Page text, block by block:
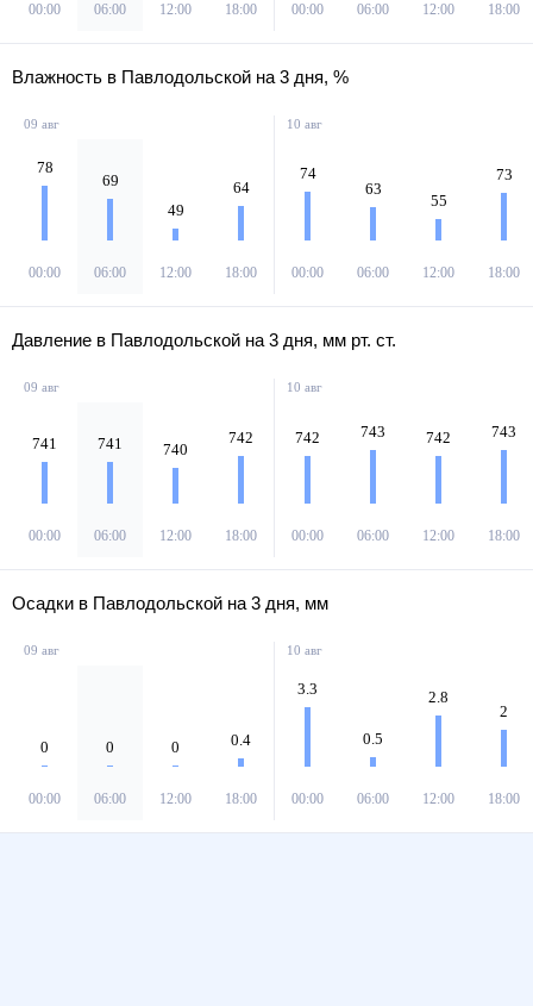
00:00 06:00 12:00 18:00 00:00 06:00 12:00 18:00
Влажность в Павлодольской на 3 дня, %
09 авг
78
00:00
69
06:00
49
12:00
64
18:00
10 авг
74
00:00
63
06:00
55
12:00
73
18:00
Давление в Павлодольской на 3 дня, мм рт. ст.
09 авг
741
00:00
741
06:00
740
12:00
742
18:00
10 авг
742
00:00
743
06:00
742
12:00
743
18:00
Осадки в Павлодольской на 3 дня, мм
09 авг
0
00:00
0
06:00
0
12:00
0.4
18:00
10 авг
3.3
00:00
0.5
06:00
2.8
12:00
2
18:00